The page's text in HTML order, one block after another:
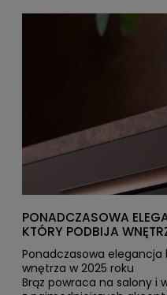
podpowiemy, jak wybrać
różnych przestrzeni, aby
PONADCZASOWA
KTÓRY PODBIJA
Ponadczasowa
wnętrza w 2025 roku
Brąz powraca na salony i